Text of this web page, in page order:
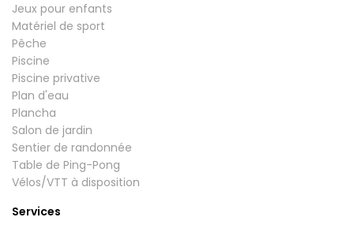
Jeux pour enfants
Matériel de sport
Pêche
Piscine
Piscine privative
Plan d'eau
Plancha
Salon de jardin
Sentier de randonnée
Table de Ping-Pong
Vélos/VTT à disposition
Services